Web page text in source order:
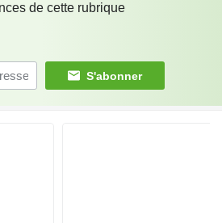
de cette rubrique
S'abonner